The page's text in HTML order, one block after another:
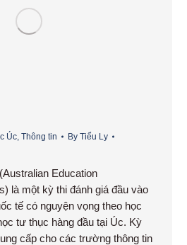
Úc Thông tin By Tiểu Ly
Education
là một kỳ thi đánh giá đầu vào
tế có nguyện vọng theo học
tư thục hàng đầu tại Úc. Kỳ
cấp cho các trường thông tin